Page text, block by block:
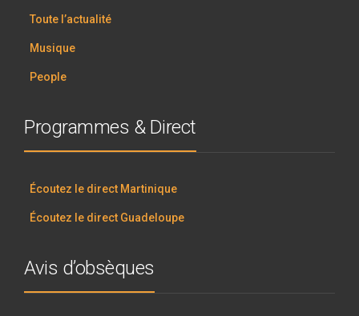
Toute l’actualité
Musique
People
Programmes & Direct
Écoutez le direct Martinique
Écoutez le direct Guadeloupe
Avis d’obsèques